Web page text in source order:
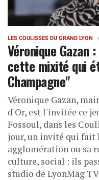
LES COULISSES DU GRAND LYON
Véronique Gazan
cette mixité qui
Champagne"
Véronique Gazan,
d'Or, est l'invitée ce
Fossoul, dans les
jour, un invité qui fait
agglomération ou sa
culture, social : ils
studio de LyonMag